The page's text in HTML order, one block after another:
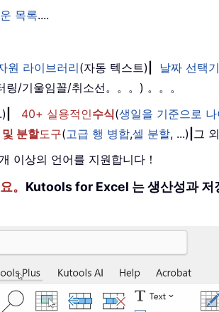
목록....
원 라이브러리(자동 텍스트) 날짜 선택기
/기울임꼴/취소선。。。) 。。。
40+ 실용적인수식(생일을 기준으로
분할도구(고급 행 병합,셀 분할, ...) 그
이상의 언어를 지원합니다！
。 Kutools for Excel 는 생산성과 저